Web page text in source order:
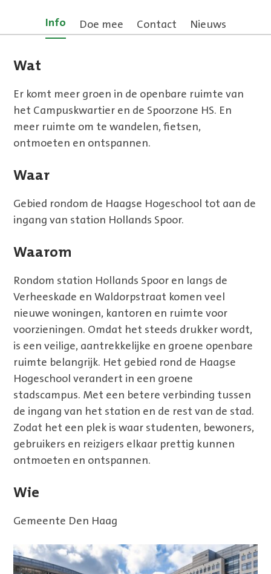
Info Doe mee Contact Nieuws
Wat
Er komt meer groen in de openbare ruimte van
het Campuskwartier en de Spoorzone HS. En
meer ruimte om te wandelen, fietsen,
ontmoeten en ontspannen.
Waar
Gebied rondom de Haagse Hogeschool tot aan de
ingang van station Hollands Spoor.
Waarom
Rondom station Hollands Spoor en langs de
Verheeskade en Waldorpstraat komen veel
nieuwe woningen, kantoren en ruimte voor
voorzieningen. Omdat het steeds drukker wordt,
is een veilige, aantrekkelijke en groene openbare
ruimte belangrijk. Het gebied rond de Haagse
Hogeschool verandert in een groene
stadscampus. Met een betere verbinding tussen
de ingang van het station en de rest van de stad.
Zodat het een plek is waar studenten, bewoners,
gebruikers en reizigers elkaar prettig kunnen
ontmoeten en ontspannen.
Wie
Gemeente Den Haag